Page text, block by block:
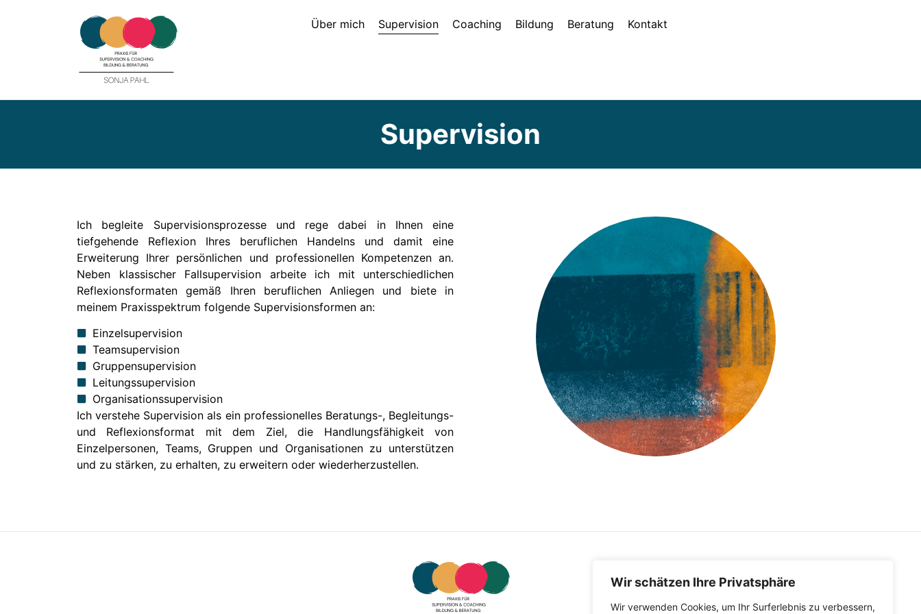
Wir schätzen Ihre Privatsphäre
Wir verwenden Cookies, um Ihr Surferlebnis zu verbessern,
Über mich Supervision Coaching Bildung Beratung Kontakt
Supervision
Ich begleite Supervisionsprozesse und rege dabei in Ihnen eine
tiefgehende Reflexion Ihres beruflichen Handelns und damit eine
Erweiterung Ihrer persönlichen und professionellen Kompetenzen an.
Neben klassischer Fallsupervision arbeite ich mit unterschiedlichen
Reflexionsformaten gemäß Ihren beruflichen Anliegen und biete in
meinem Praxisspektrum folgende Supervisionsformen an:
Einzelsupervision
Teamsupervision
Gruppensupervision
Leitungssupervision
Organisationssupervision
Ich verstehe Supervision als ein professionelles Beratungs-, Begleitungs-
und Reflexionsformat mit dem Ziel, die Handlungsfähigkeit von
Einzelpersonen, Teams, Gruppen und Organisationen zu unterstützen
und zu stärken, zu erhalten, zu erweitern oder wiederherzustellen.